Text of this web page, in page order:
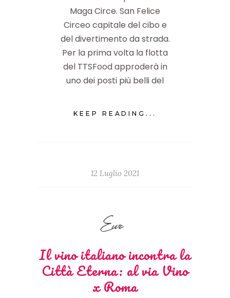
Maga Circe. San Felice
Circeo capitale del cibo e
del divertimento da strada.
Per la prima volta la flotta
del TTSFood approderà in
uno dei posti più belli del
KEEP READING...
12 Luglio 2021
Eur
Il vino italiano incontra la
Città Eterna: al via Vino
x Roma